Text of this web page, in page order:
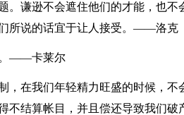
。谦逊不会遮住他们的才能，也不
所说的话宜于让人接受。——洛克
。——卡莱尔
，在我们年轻精力旺盛的时候，
不结算帐目，并且偿还导致我们